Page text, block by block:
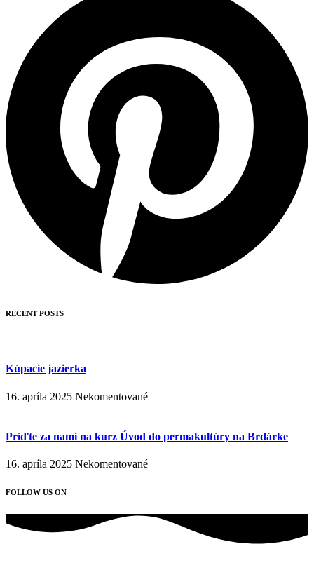
RECENT POSTS
Kúpacie jazierka
16. apríla 2025 Nekomentované
Príďte za nami na kurz Úvod do permakultúry na Brdárke
16. apríla 2025 Nekomentované
FOLLOW US ON